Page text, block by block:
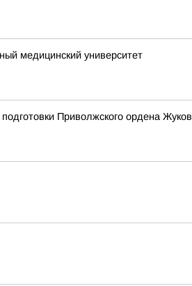
медицинский университет
Приволжского ордена